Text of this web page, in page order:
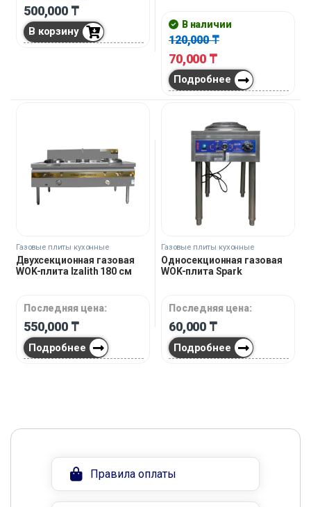
500,000 ₸
В корзину
В наличии
120,000₸
70,000 ₸
Подробнее
Газовые плиты кухонные
Двухсекционная газовая
WOK-плита Izalith 180 см
Последняя цена:
550,000 ₸
Подробнее
Газовые плиты кухонные
Односекционная газовая
WOK-плита Spark
Последняя цена:
60,000 ₸
Подробнее
Правила оплаты